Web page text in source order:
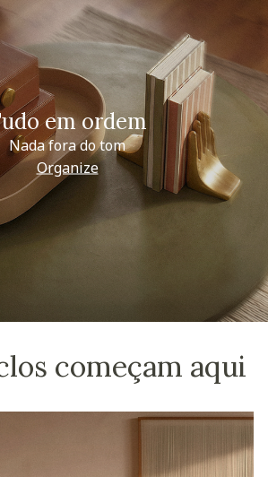
em ordem
Nada fora do tom
Organize
começam aqui